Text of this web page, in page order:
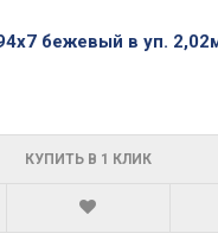
бежевый в уп.
КУПИТЬ В 1 КЛИК